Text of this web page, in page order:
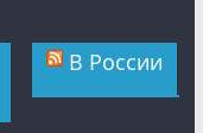
В России